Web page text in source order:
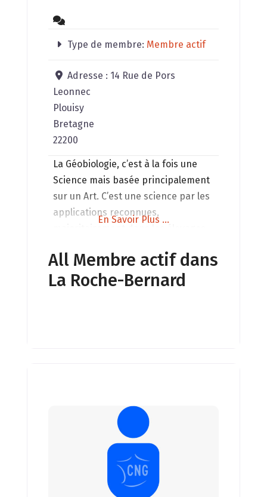
Type de membre: Membre actif
Adresse : 14 Rue de Pors
Leonnec
Plouisy
Bretagne
22200
La Géobiologie, c’est à la fois une
Science mais basée principalement
sur un Art. C’est une science par les
applications reconnues,
de le pratiquer, grâce au ressenti du
géobiologue. La géobiologie
En Savoir Plus ...
All Membre actif dans
La Roche-Bernard